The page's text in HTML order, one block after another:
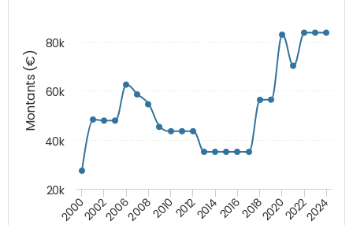
Montants (€)
200020022006200820102012201420162018202020222024
20k
40k
60k
80k